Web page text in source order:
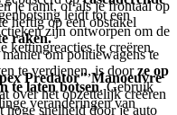
je ramt, of als je frontaal op
heftig op een obstakel
raken.
om politiewagens te
te verdienen, is doorze op
te laten botsen. Gebruik
veranderingen van
leidt tot een
zijn ontworpen om de
kettingreacties te creëren.
Predator" Manoeuvre
over het opzettelijk creëren
snelheid door je auto